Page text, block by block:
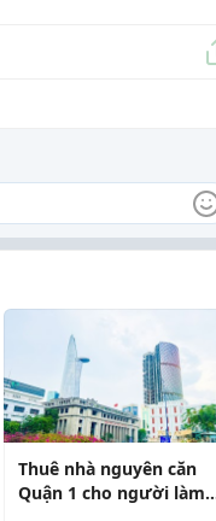
Thuê nhà nguyên căn
Quận 1 cho người làm